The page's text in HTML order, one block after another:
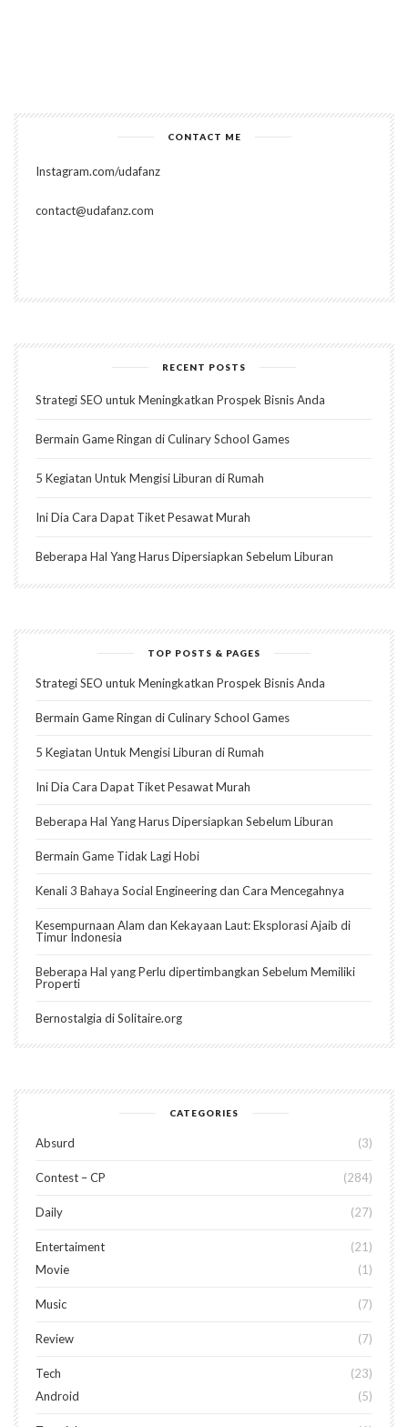
CONTACT ME
Instagram.com/udafanz
contact@udafanz.com
RECENT POSTS
Strategi SEO untuk Meningkatkan Prospek Bisnis Anda
Bermain Game Ringan di Culinary School Games
5 Kegiatan Untuk Mengisi Liburan di Rumah
Ini Dia Cara Dapat Tiket Pesawat Murah
Beberapa Hal Yang Harus Dipersiapkan Sebelum Liburan
TOP POSTS & PAGES
Strategi SEO untuk Meningkatkan Prospek Bisnis Anda
Bermain Game Ringan di Culinary School Games
5 Kegiatan Untuk Mengisi Liburan di Rumah
Ini Dia Cara Dapat Tiket Pesawat Murah
Beberapa Hal Yang Harus Dipersiapkan Sebelum Liburan
Bermain Game Tidak Lagi Hobi
Kenali 3 Bahaya Social Engineering dan Cara Mencegahnya
Kesempurnaan Alam dan Kekayaan Laut: Eksplorasi Ajaib di
Timur Indonesia
Beberapa Hal yang Perlu dipertimbangkan Sebelum Memiliki
Properti
Bernostalgia di Solitaire.org
CATEGORIES
Absurd 3
Contest – CP 284
Daily 27
Entertaiment
21
Movie
1
Music 7
Review 7
Tech
23
Android
5